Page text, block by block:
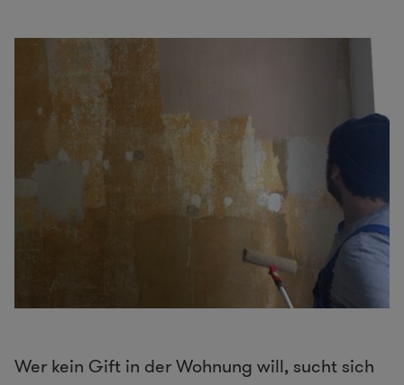
Wer kein Gift in der Wohnung will, sucht sich